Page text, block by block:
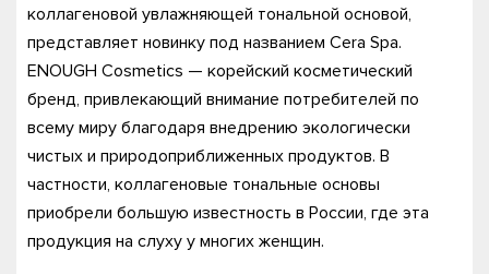
коллагеновой увлажняющей тональной основой,
представляет новинку под названием Cera Spa.
ENOUGH Cosmetics — корейский косметический
бренд, привлекающий внимание потребителей по
всему миру благодаря внедрению экологически
чистых и природоприближенных продуктов. В
частности, коллагеновые тональные основы
приобрели большую известность в России, где эта
продукция на слуху у многих женщин.